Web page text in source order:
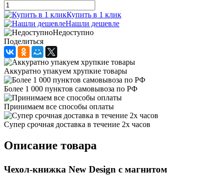
Купить в 1 клик
Нашли дешевле
Недоступно
Поделиться
Аккуратно упакуем хрупкие товары
Более 1 000 пунктов самовывоза по РФ
Принимаем все способы оплаты
Супер срочная доставка в течение 2х часов
Описание товара
Чехол-книжка New Design с магнитом